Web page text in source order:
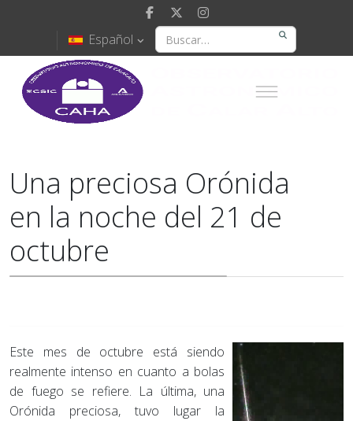
Español
Una preciosa Orónida
en la noche del 21 de
octubre
Este mes de octubre está siendo
realmente intenso en cuanto a bolas
de fuego se refiere. La última, una
Orónida preciosa, tuvo lugar la